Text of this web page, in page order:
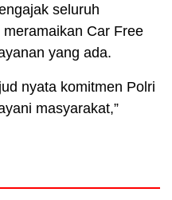
seluruh
Car Free
yang ada.
nyata komitmen Polri
masyarakat,”